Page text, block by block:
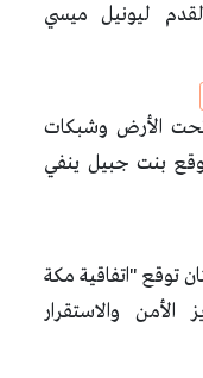
ليونيل ميسي
الأرض وشبكات
بنت جبيل ينفي
توقع "اتفاقية مكة
الأمن والاستقرار